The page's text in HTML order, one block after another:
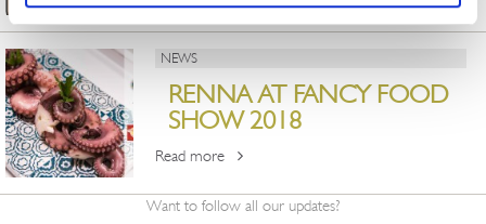
NEWS
RENNA AT FANCY FOOD
SHOW 2018
Read more
Want to follow all our updates?